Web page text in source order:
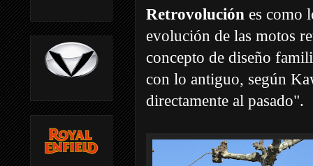
Retrovolución es como
evolución de las motos
concepto de diseño
con lo antiguo, según
directamente al pasado".